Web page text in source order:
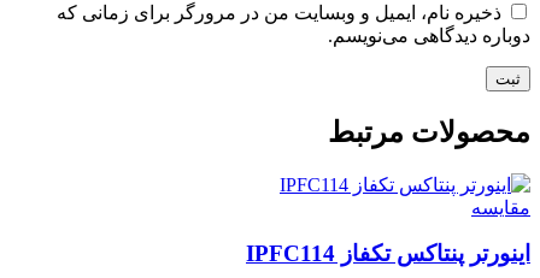
ذخیره نام، ایمیل و وبسایت من در مرورگر برای زمانی که
دوباره دیدگاهی می‌نویسم.
محصولات مرتبط
مقایسه
اینورتر پنتاکس تکفاز IPFC114